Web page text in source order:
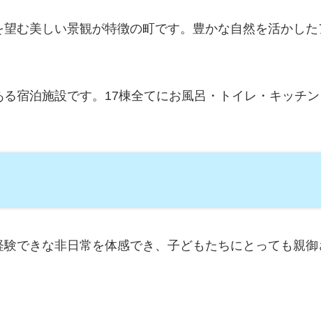
む美しい景観が特徴の町です。豊かな自然を活かし
宿泊施設です。17棟全てにお風呂・トイレ・キッチ
できな非日常を体感でき、子どもたちにとっても親